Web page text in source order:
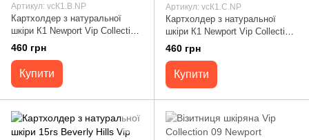
Артикул: vcК1.B.NP
Картхолдер з натуральної
шкіри К1 Newport Vip Collection,
коричневий К1.B.NP
460 грн
Купити
Артикул: vcК1.C.NP
Картхолдер з натуральної
шкіри К1 Newport Vip Collection,
коньячний К1.C.NP
460 грн
Купити